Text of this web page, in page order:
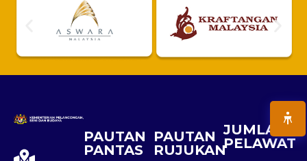
PAUTAN
PANTAS
PAUTAN
RUJUKAN
JUMLAH
PELAWAT